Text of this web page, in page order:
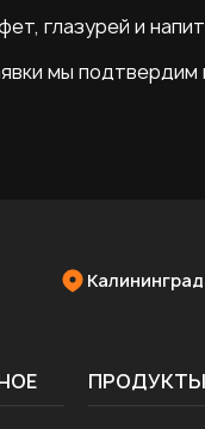
глазурей и
мы подтвердим
ПРОДУКТЫ